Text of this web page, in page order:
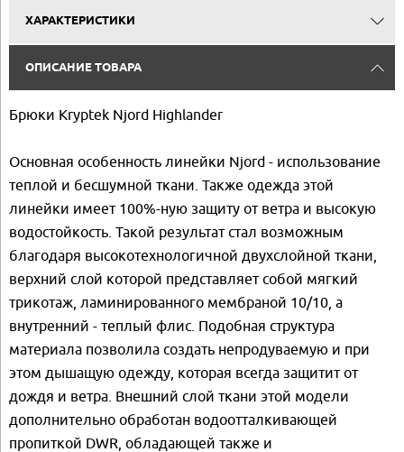
ХАРАКТЕРИСТИКИ
ОПИСАНИЕ ТОВАРА
Брюки Kryptek Njord Highlander
Основная особенность линейки Njord - использование
теплой и бесшумной ткани. Также одежда этой
линейки имеет 100%-ную защиту от ветра и высокую
водостойкость. Такой результат стал возможным
благодаря высокотехнологичной двухслойной ткани,
верхний слой которой представляет собой мягкий
трикотаж, ламинированного мембраной 10/10, а
внутренний - теплый флис. Подобная структура
материала позволила создать непродуваемую и при
этом дышащую одежду, которая всегда защитит от
дождя и ветра. Внешний слой ткани этой модели
дополнительно обработан водоотталкивающей
пропиткой DWR, обладающей также и